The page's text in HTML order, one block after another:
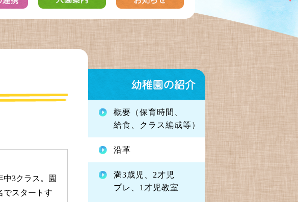
中3クラス。園
でスタートす
概要（保育時間、
給食、クラス編成等）
沿革
満3歳児、2才児
プレ、1才児教室